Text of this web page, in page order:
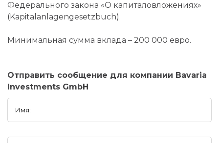
Федерального закона «О капиталовложениях»
(Kapitalanlagengesetzbuch).
Минимальная сумма вклада – 200 000 евро.
Отправить сообщение для компании Bavaria
Investments GmbH
Имя: